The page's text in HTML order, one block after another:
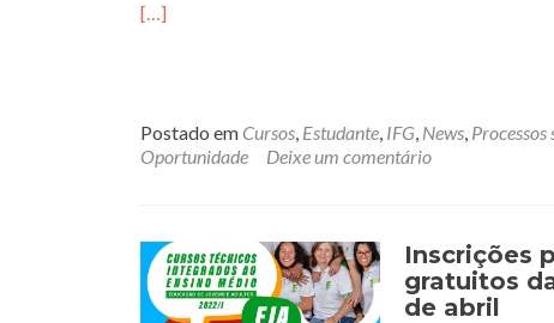
[…]
Postado em Cursos, Estudante, IFG, News, Processos
Oportunidade
Deixe um comentário
Inscrições
gratuitos
de abril